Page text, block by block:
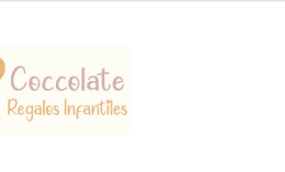
55,00 €.33,00 €.